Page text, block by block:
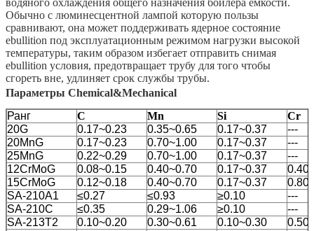
Обычно с люминесцентной лампой которую пользы
сравнивают, она может поддерживать ядерное состояние
ebullition под эксплуатационным режимом нагрузки высокой
температуры, таким образом избегает отправить снимая
ebullition условия, предотвращает трубу для того чтобы
сгореть вне, удлиняет срок службы трубы.
Параметры Chemical&Mechanical
Ранг
C Mn Si
Cr
20G
0.17~0.23 0.35~0.65 0.17~0.37
---
20MnG
0.17~0.23 0.70~1.00 0.17~0.37
---
25MnG
0.22~0.29 0.70~1.00 0.17~0.37
---
12CrMoG
0.08~0.15 0.40~0.70 0.17~0.37
15CrMoG
0.12~0.18 0.40~0.70 0.17~0.37
SA-210A1
≤0.27 ≤0.93 ≥0.10
---
SA-210C
≤0.35 0.29~1.06 ≥0.10
---
SA-213T2
0.10~0.20 0.30~0.61 0.10~0.30